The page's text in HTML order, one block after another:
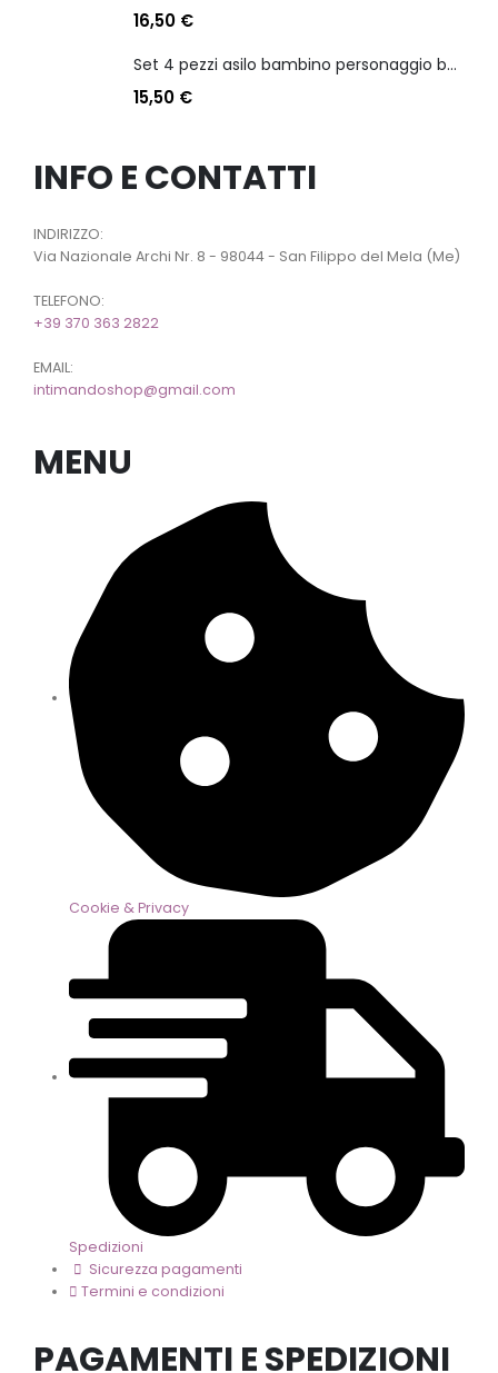
16,50 €
Set 4 pezzi asilo bambino personaggio batman
15,50 €
INFO E CONTATTI
INDIRIZZO:
Via Nazionale Archi Nr. 8 - 98044 - San Filippo del Mela (Me)
TELEFONO:
+39 370 363 2822
EMAIL:
intimandoshop@gmail.com
MENU
Cookie & Privacy
Spedizioni
Sicurezza pagamenti
Termini e condizioni
PAGAMENTI E SPEDIZIONI